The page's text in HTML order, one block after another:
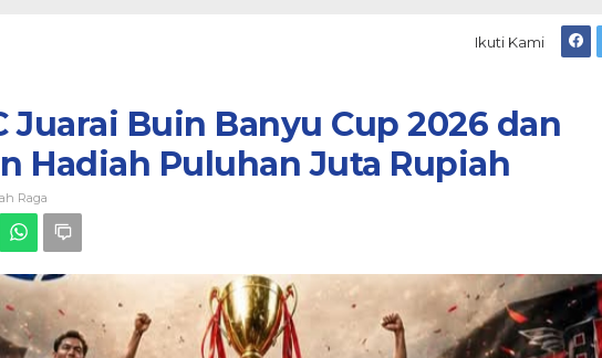
Ikuti Kami
Juarai Buin Banyu Cup 2026 dan
Hadiah Puluhan Juta Rupiah
Raga